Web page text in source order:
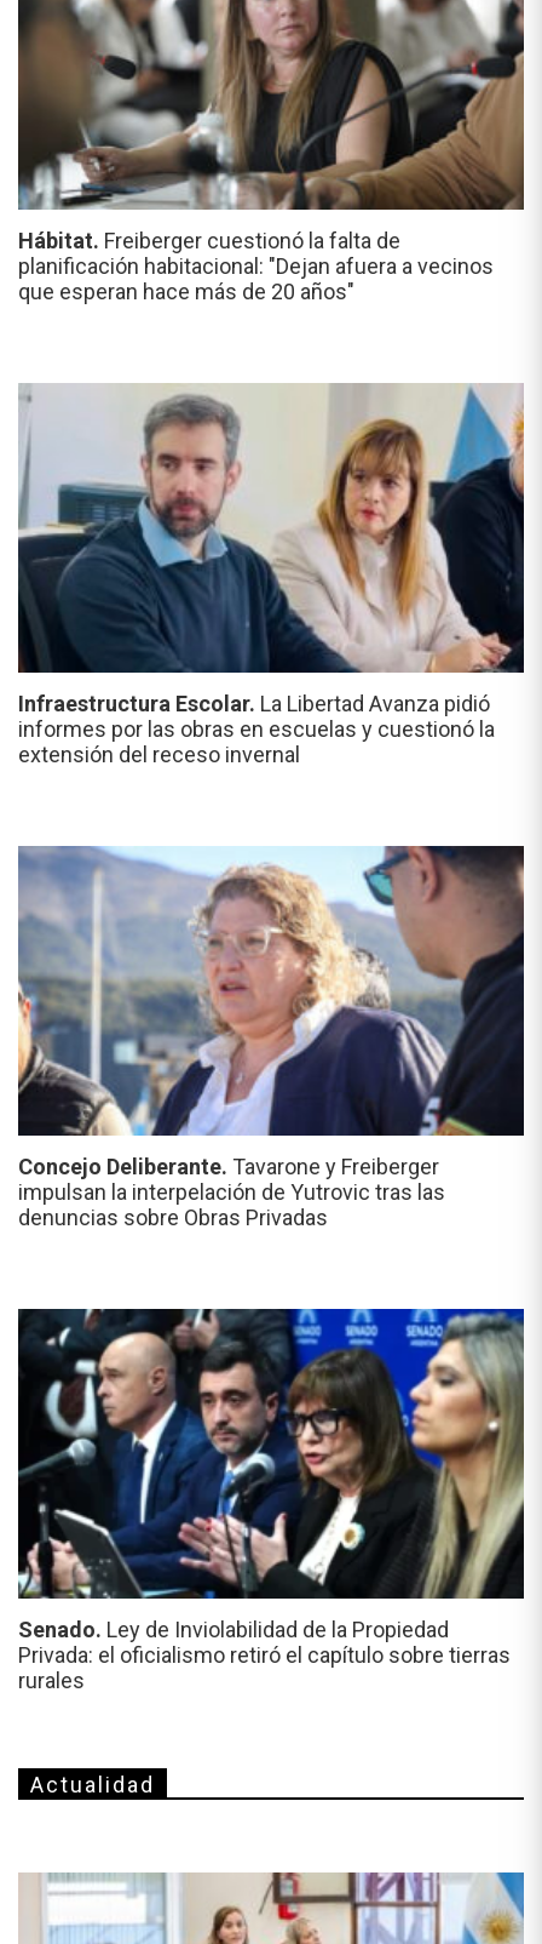
Hábitat. Freiberger cuestionó la falta de
planificación habitacional: "Dejan afuera a vecinos
que esperan hace más de 20 años"
Infraestructura Escolar. La Libertad Avanza pidió
informes por las obras en escuelas y cuestionó la
extensión del receso invernal
Concejo Deliberante. Tavarone y Freiberger
impulsan la interpelación de Yutrovic tras las
denuncias sobre Obras Privadas
Senado. Ley de Inviolabilidad de la Propiedad
Privada: el oficialismo retiró el capítulo sobre tierras
rurales
Actualidad